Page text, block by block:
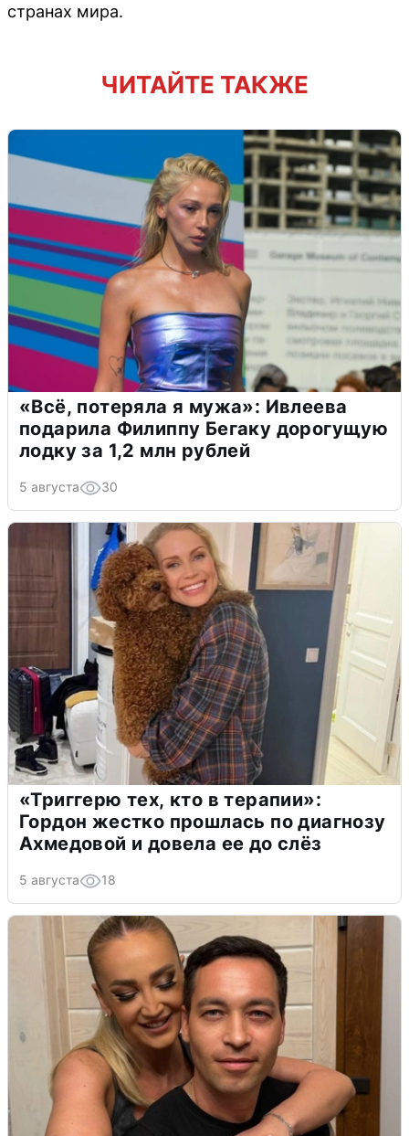
странах мира.
ЧИТАЙТЕ ТАКЖЕ
«Всё, потеряла я мужа»: Ивлеева
подарила Филиппу Бегаку дорогущую
лодку за 1,2 млн рублей
5 августа 30
«Триггерю тех, кто в терапии»:
Гордон жестко прошлась по диагнозу
Ахмедовой и довела ее до слёз
5 августа 18